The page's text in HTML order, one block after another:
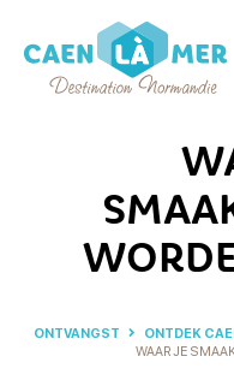
Toerisme
ONTVANGST ONTDEK
WAAR JE